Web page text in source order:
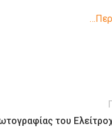
του